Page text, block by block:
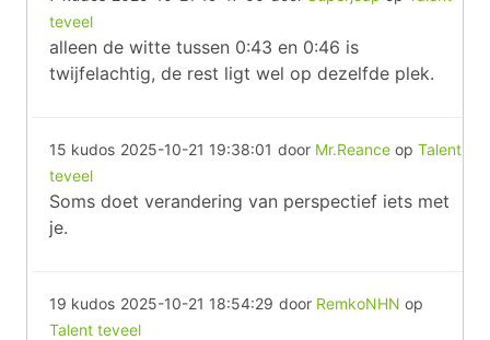
teveel
alleen de witte tussen 0:43 en 0:46 is
twijfelachtig, de rest ligt wel op dezelfde plek.
15 kudos 2025-10-21 19:38:01 door Mr.Reance op Talent
teveel
Soms doet verandering van perspectief iets met
je.
19 kudos 2025-10-21 18:54:29 door RemkoNHN op
Talent teveel